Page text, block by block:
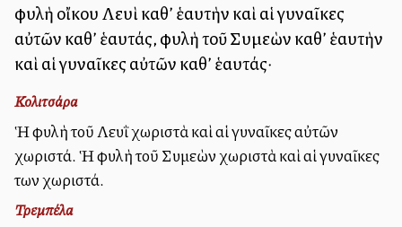
φυλὴ οἴκου Λευὶ καθ’ ἑαυτὴν καὶ αἱ γυναῖκες
αὐτῶν καθ’ ἑαυτάς, φυλὴ τοῦ Συμεὼν καθ’ ἑαυτὴν
καὶ αἱ γυναῖκες αὐτῶν καθ’ ἑαυτάς·
Κολιτσάρα
Ἡ φυλὴ τοῦ Λευῒ χωριστὰ καὶ αἱ γυναῖκες αὐτῶν
χωριστά. Ἡ φυλὴ τοῦ Συμεὼν χωριστὰ καὶ αἱ γυναῖκες
των χωριστά.
Τρεμπέλα